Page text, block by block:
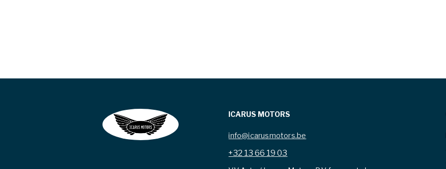
ICARUS MOTORS
info@icarusmotors.be
+32 13 66 19 03